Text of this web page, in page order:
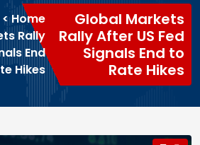
Global Markets
Rally After US Fed
Signals End to
Rate Hikes
Home
>
Rally
End
Hikes